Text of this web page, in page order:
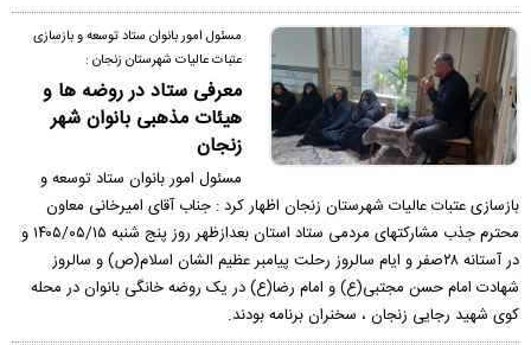
مسئول امور بانوان ستاد توسعه و بازسازی
عتبات عالیات شهرستان زنجان :
معرفی ستاد در روضه ها و
هیئات مذهبی بانوان شهر
زنجان
مسئول امور بانوان ستاد توسعه و
بازسازی عتبات عالیات شهرستان زنجان اظهار کرد : جناب آقای امیرخانی معاون
محترم جذب مشارکتهای مردمی ستاد استان بعدازظهر روز پنج شنبه ۱۴۰۵/۰۵/۱۵ و
در آستانه ۲۸صفر و ایام سالروز رحلت پیامبر عظیم الشان اسلام(ص) و سالروز
شهادت امام حسن مجتبی(ع) و امام رضا(ع) در یک روضه خانگی بانوان در محله
کوی شهید رجایی زنجان ، سخنران برنامه بودند.